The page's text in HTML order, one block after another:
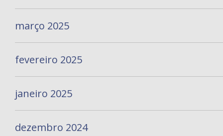
março 2025
fevereiro 2025
janeiro 2025
dezembro 2024